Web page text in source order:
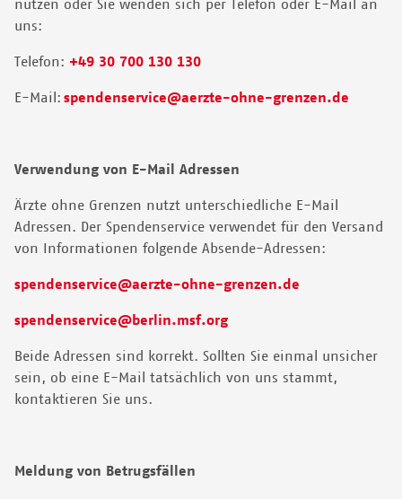
nutzen oder Sie wenden sich per Telefon oder E-Mail an
uns:
Telefon: +49 30 700 130 130
E-Mail: spendenservice@aerzte-ohne-grenzen.de
Verwendung von E-Mail Adressen
Ärzte ohne Grenzen nutzt unterschiedliche E-Mail
Adressen. Der Spendenservice verwendet für den Versand
von Informationen folgende Absende-Adressen:
spendenservice@aerzte-ohne-grenzen.de
spendenservice@berlin.msf.org
Beide Adressen sind korrekt. Sollten Sie einmal unsicher
sein, ob eine E-Mail tatsächlich von uns stammt,
kontaktieren Sie uns.
Meldung von Betrugsfällen